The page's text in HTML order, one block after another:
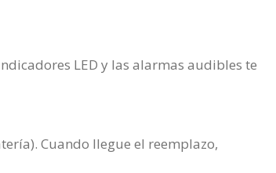
LED y las alarmas audibles te
Cuando llegue el reemplazo,